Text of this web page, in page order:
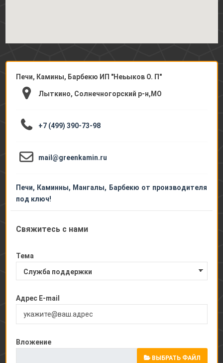
Печи, Камины, Барбекю ИП "Неьыков О. П"
Лыткино, Солнечногорский р-н,МО
+7 (499) 390-73-98
mail@greenkamin.ru
Печи, Каминны, Мангалы, Барбекю от производителя
под ключ!
Свяжитесь с нами
Тема
Адрес E-mail
Вложение
ВЫБРАТЬ ФАЙЛ